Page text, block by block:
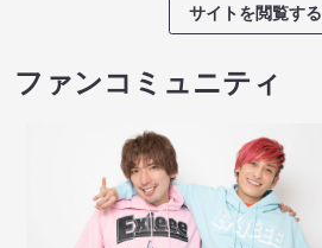
サイトを閲覧する
ファンコミュニティ